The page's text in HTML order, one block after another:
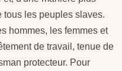
les peuples slaves.
hommes, les femmes et
de travail, tenue de
protecteur. Pour